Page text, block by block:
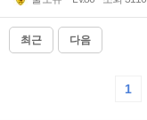
최근 다음
1